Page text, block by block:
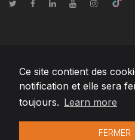
Ce site contient des
notification et elle sera
toujours. Learn more
FERMER
© Droits d'auteur2026 Team Extension
Changelog● En utilisant ce site, vous
de